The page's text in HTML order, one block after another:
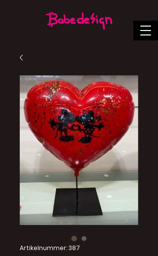
Artikelnummer: 387